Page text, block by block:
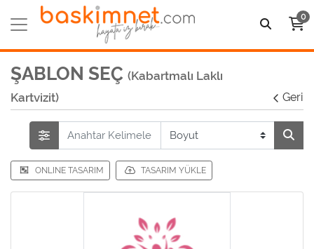
0
ŞABLON SEÇ (Kabartmalı Laklı
Kartvizit)
Geri
ONLINE TASARIM TASARIM YÜKLE